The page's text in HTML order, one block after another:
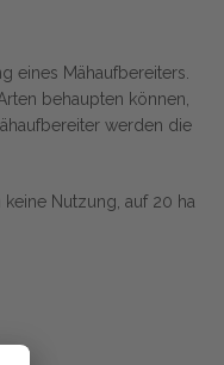
eines Mähaufbereiters.
behaupten können,
werden die
Nutzung, auf 20 ha